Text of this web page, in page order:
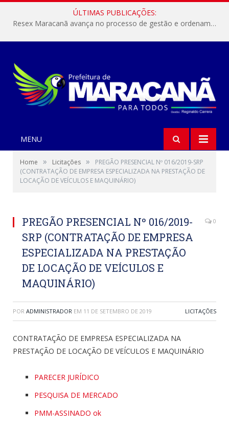
ÚLTIMAS PUBLICAÇÕES:
Resex Maracanã avança no processo de gestão e ordenamento do turismo em nossas áreas protegidas.
MENU
Home » Licitações »
PREGÃO PRESENCIAL Nº 016/2019-SRP
(CONTRATAÇÃO DE EMPRESA ESPECIALIZADA NA PRESTAÇÃO DE
LOCAÇÃO DE VEÍCULOS E MAQUINÁRIO)
PREGÃO PRESENCIAL Nº 016/2019-
SRP (CONTRATAÇÃO DE EMPRESA
ESPECIALIZADA NA PRESTAÇÃO
DE LOCAÇÃO DE VEÍCULOS E
MAQUINÁRIO)
0
POR ADMINISTRADOR EM 11 DE SETEMBRO DE 2019 LICITAÇÕES
CONTRATAÇÃO DE EMPRESA ESPECIALIZADA NA
PRESTAÇÃO DE LOCAÇÃO DE VEÍCULOS E MAQUINÁRIO
PARECER JURÍDICO
PESQUISA DE MERCADO
PMM-ASSINADO ok